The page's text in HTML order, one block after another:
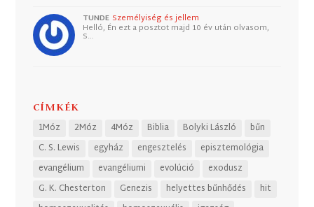
TUNDE Személyiség és jellem
Helló, Én ezt a posztot majd 10 év után olvasom,
S…
CÍMKÉK
1Móz 2Móz 4Móz Biblia Bolyki László
bűn
C. S. Lewis
egyház engesztelés
episztemológia
evangélium
evangéliumi evolúció
exodusz
G. K. Chesterton
Genezis helyettes bűnhődés
hit